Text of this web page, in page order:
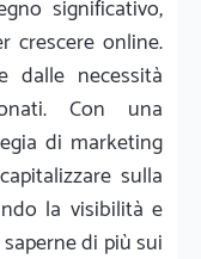
significativo,
crescere online.
dalle necessità
Con una
di marketing
sulla
la visibilità e
di più sui